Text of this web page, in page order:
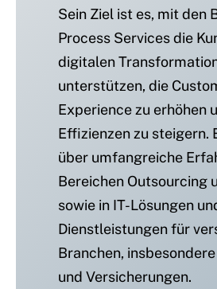
Sein Ziel ist es, mit den
Process Services die
digitalen
unterstützen, die
Experience zu erhöhen
Effizienzen zu steigern.
über umfangreiche
Bereichen Outsourcing
sowie in IT-Lösungen
Dienstleistungen für
Branchen,
und Versicherungen.